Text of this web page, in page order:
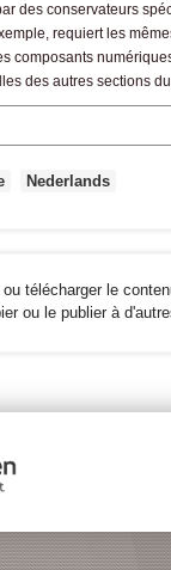
des conservateurs
requiert les
composants
des autres sections
Nederlands
télécharger le
ou le publier à